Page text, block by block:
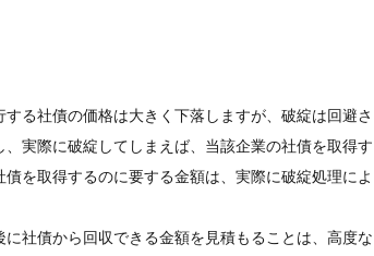
る社債の価格は大きく下落しますが、破綻は回避さ
実際に破綻してしまえば、当該企業の社債を取得す
を取得するのに要する金額は、実際に破綻処理によ
社債から回収できる金額を見積もることは、高度な